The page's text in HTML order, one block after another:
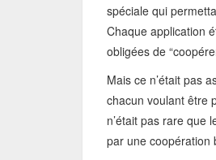
spéciale qui
Chaque application
obligées de
Mais ce n’était pas
chacun voulant être
n’était pas rare que
par une